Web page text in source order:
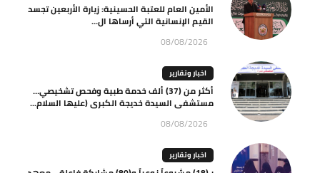
الأمين العام للعتبة الحسينية: زيارة الأربعين تجسد
القيم الإنسانية التي أرساها ال...
08/08/2026
اخبار وتقارير
أكثر من (37) ألف خدمة طبية وفحص تشخيصي…
مستشفى السيدة خديجة الكبرى (عليها السلام...
08/08/2026
اخبار وتقارير